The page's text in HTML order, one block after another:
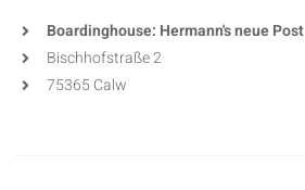
Boardinghouse: Hermann's neue Post
Bischhofstraße 2
75365 Calw